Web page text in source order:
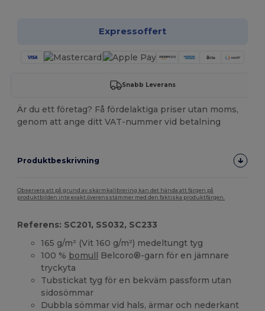
Expressoffert
Snabb Leverans
Är du ett företag? Få fördelaktiga priser utan moms,
genom att ange ditt VAT-nummer vid betalning
Produktbeskrivning
Observera att på grund av skärmkalibrering kan det hända att färgen på
produktbilden inte exakt överensstämmer med den faktiska produktfärgen.
Referens: SC201, SS032, SC233
165 g/m² (Vit 160 g/m²) medeltungt tyg
100 % bomull Belcoro®-garn för en jämnare
tryckyta
Tubstickat tyg för en bekväm passform utan
sidosömmar
Dubbla sömmar vid hals, ärmar och nederkant